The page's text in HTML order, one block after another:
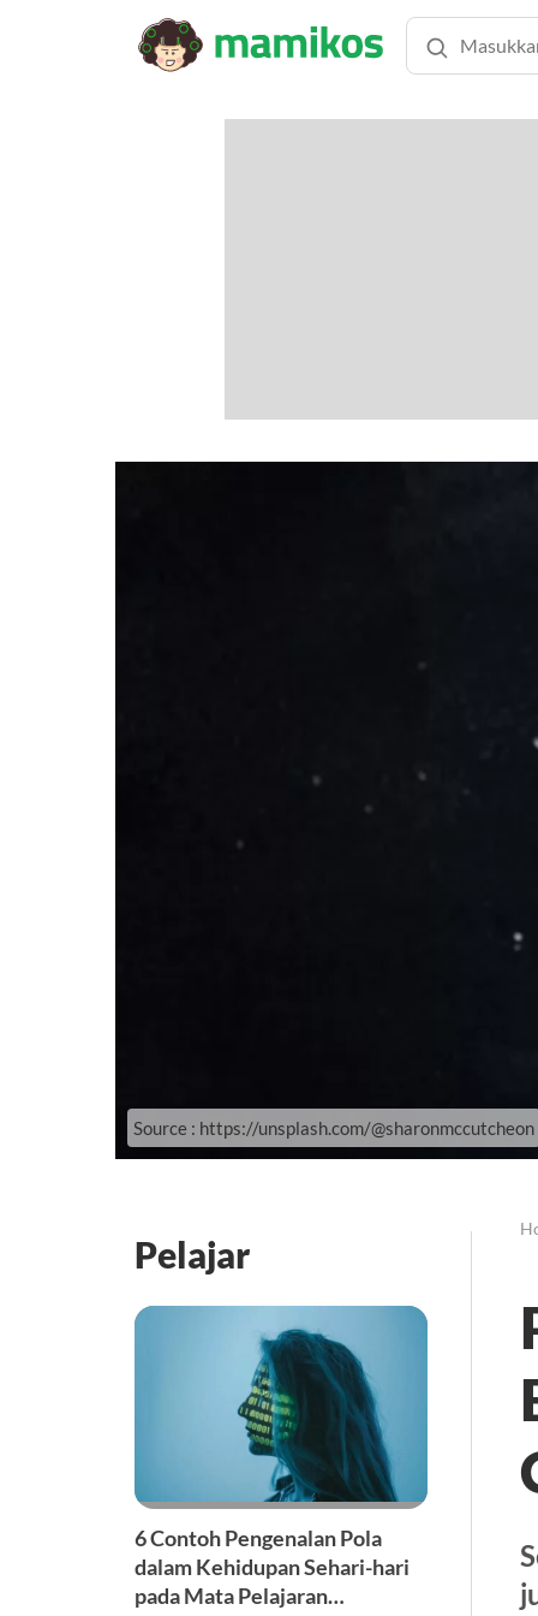
Source : https://unsplash.com/@sharonmccutcheon
Pelajar
6 Contoh Pengenalan Pola
dalam Kehidupan Sehari-hari
pada Mata Pelajaran